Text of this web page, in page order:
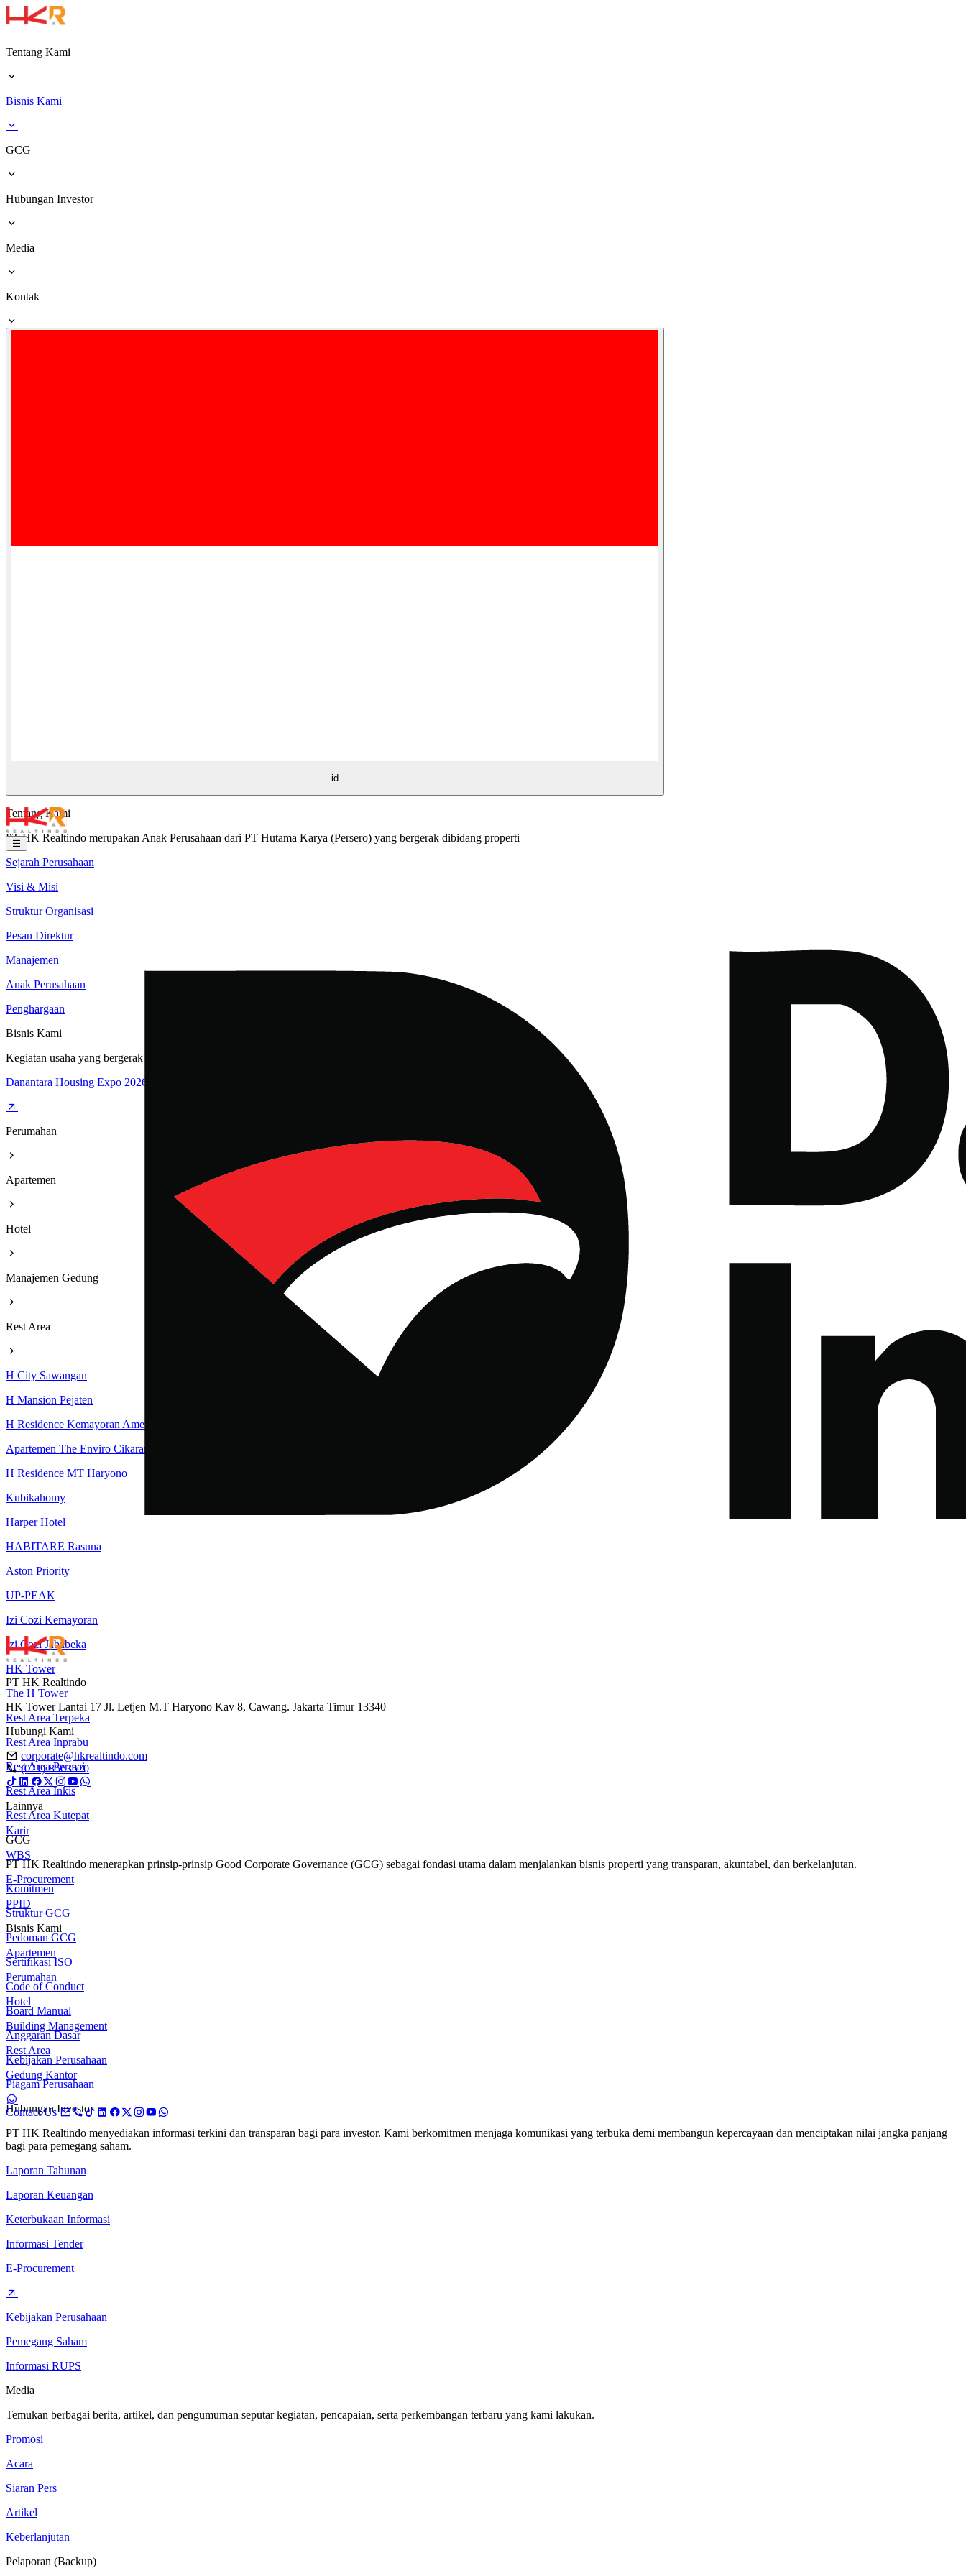
Tentang Kami
Bisnis Kami
GCG
Hubungan Investor
Media
Kontak
id
Tentang Kami
PT HK Realtindo merupakan Anak Perusahaan dari PT Hutama Karya (Persero) yang bergerak dibidang properti
Sejarah Perusahaan
Visi & Misi
Struktur Organisasi
Pesan Direktur
Manajemen
Anak Perusahaan
Penghargaan
Bisnis Kami
Kegiatan usaha yang bergerak dibidang Perumahan, Apartemen, Hotel, Manajemen Properti dan Rest Area
Danantara Housing Expo 2026
Perumahan
Apartemen
Hotel
Manajemen Gedung
Rest Area
H City Sawangan
H Mansion Pejaten
H Residence Kemayoran Amethyst Tower
Apartemen The Enviro Cikarang
H Residence MT Haryono
Kubikahomy
Harper Hotel
HABITARE Rasuna
Aston Priority
UP-PEAK
Izi Cozi Kemayoran
Izi Cozi Jababeka
HK Tower
The H Tower
Rest Area Terpeka
Rest Area Inprabu
Rest Area Permai
Rest Area Inkis
Rest Area Kutepat
GCG
PT HK Realtindo menerapkan prinsip-prinsip Good Corporate Governance (GCG) sebagai fondasi utama dalam menjalankan bisnis properti yang transparan, akuntabel, dan berkelanjutan.
Komitmen
Struktur GCG
Pedoman GCG
Sertifikasi ISO
Code of Conduct
Board Manual
Anggaran Dasar
Kebijakan Perusahaan
Piagam Perusahaan
Hubungan Investor
PT HK Realtindo menyediakan informasi terkini dan transparan bagi para investor. Kami berkomitmen menjaga komunikasi yang terbuka demi membangun kepercayaan dan menciptakan nilai jangka panjang
bagi para pemegang saham.
Laporan Tahunan
Laporan Keuangan
Keterbukaan Informasi
Informasi Tender
E-Procurement
Kebijakan Perusahaan
Pemegang Saham
Informasi RUPS
Media
Temukan berbagai berita, artikel, dan pengumuman seputar kegiatan, pencapaian, serta perkembangan terbaru yang kami lakukan.
Promosi
Acara
Siaran Pers
Artikel
Keberlanjutan
Pelaporan (Backup)
PT HK Realtindo
HK Tower Lantai 17 Jl. Letjen M.T Haryono Kav 8, Cawang. Jakarta Timur 13340
Hubungi Kami
corporate@hkrealtindo.com
(021)-8563570
Lainnya
Karir
WBS
E-Procurement
PPID
Bisnis Kami
Apartemen
Perumahan
Hotel
Building Management
Rest Area
Gedung Kantor
Contact Us